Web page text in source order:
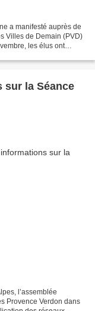
a manifesté auprès de
Villes de Demain (PVD)
les élus ont
l’assemblée
Provence Verdon dans